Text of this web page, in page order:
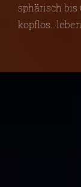
sphärisch